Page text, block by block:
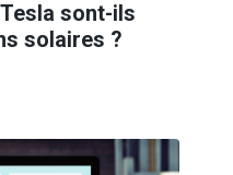
sont-ils
solaires ?